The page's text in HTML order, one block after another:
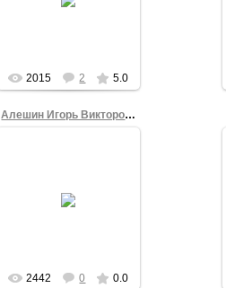
2015
2 5.0
Алешин Игорь Викторович
Заместитель министра
внутренних дел рф
2442 0 0.0